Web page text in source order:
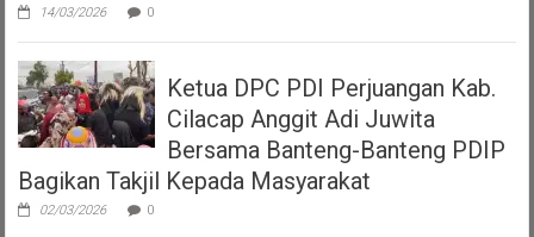
14/03/2026 0
Ketua DPC PDI Perjuangan Kab.
Cilacap Anggit Adi Juwita
Bersama Banteng-Banteng PDIP
Bagikan Takjil Kepada Masyarakat
02/03/2026 0